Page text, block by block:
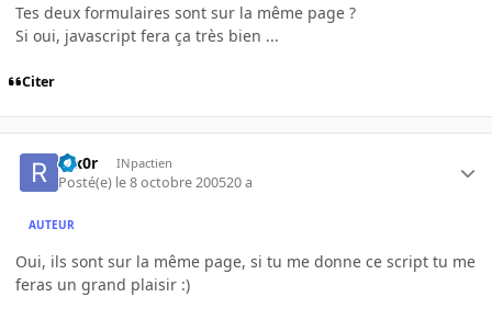
Tes deux formulaires sont sur la même page ?
Si oui, javascript fera ça très bien ...
Citer
r0x0r INpactien
Posté(e) le 8 octobre 200520 a
AUTEUR
Oui, ils sont sur la même page, si tu me donne ce script tu me
feras un grand plaisir :)